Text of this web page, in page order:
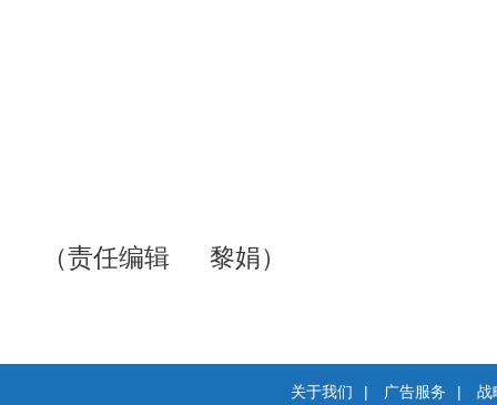
（责任编辑 黎娟）
关于我们 | 广告服务 | 战